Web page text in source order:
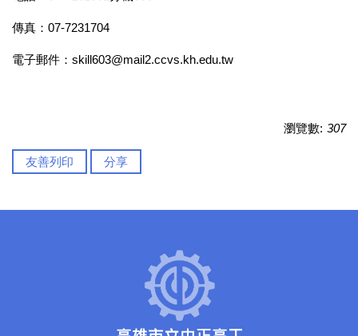
傳真：07-7231704
電子郵件：skill603@mail2.ccvs.kh.edu.tw
瀏覽數: 307
友善列印 分享